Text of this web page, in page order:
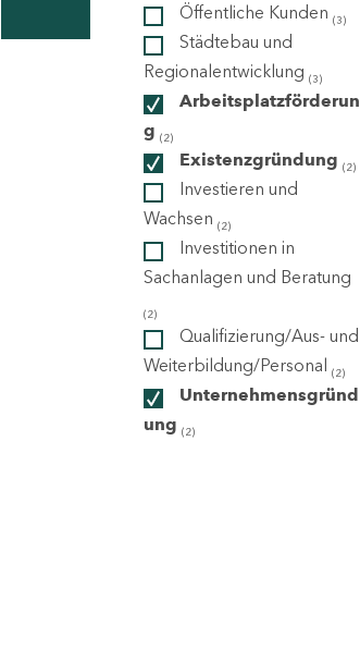
Öffentliche Kunden (3)
Städtebau und
Regionalentwicklung (3)
Arbeitsplatzförderun
g (2)
Existenzgründung (2)
Investieren und
Wachsen (2)
Investitionen in
Sachanlagen und Beratung
(2)
Qualifizierung/Aus- und
Weiterbildung/Personal (2)
Unternehmensgründ
ung (2)